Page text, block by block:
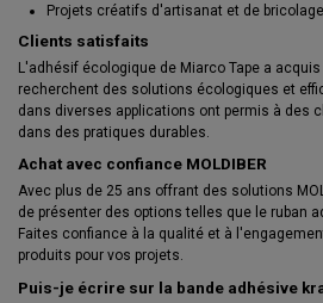
Projets créatifs d'artisanat et de
Clients satisfaits
L'adhésif écologique de Miarco Tape a
recherchent des solutions écologiques et
dans diverses applications ont permis à des
dans des pratiques durables.
Achat avec confiance MOLDIBER
Avec plus de 25 ans offrant des solutions
de présenter des options telles que le ruban
Faites confiance à la qualité et à
produits pour vos projets.
Puis-je écrire sur la bande adhésive